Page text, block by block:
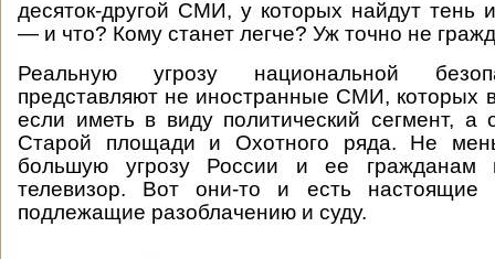
десяток-другой СМИ, у которых найдут тень
— и что? Кому станет легче? Уж точно не
Реальную угрозу национальной
представляют не иностранные СМИ, которых
если иметь в виду политический сегмент, а
Старой площади и Охотного ряда. Не
большую угрозу России и ее гражданам
телевизор. Вот они-то и есть настоящие
подлежащие разоблачению и суду.